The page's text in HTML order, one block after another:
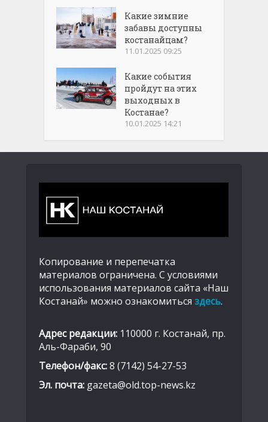
Какие зимние
забавы доступны
костанайцам?
11.01.2025 09:25
Какие события
пройдут на этих
выходных в
Костанае?
10.01.2025 14:21
Копирование и перепечатка
материалов ограничена. С условиями
использования материалов сайта «Наш
Костанай» можно ознакомиться здесь.
Адрес редакции: 110000 г. Костанай, пр.
Аль-Фараби, 90
Телефон/факс:8 (7142) 54-27-53
Эл. почта: gazeta@old.top-news.kz